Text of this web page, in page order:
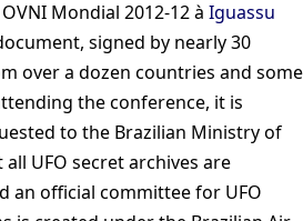
Mondial 2012-12à Iguassu
signed by nearly 30
over a dozen countries and some
the conference, it is
to the Brazilian Ministry of
UFO secret archives are
an official committee for UFO